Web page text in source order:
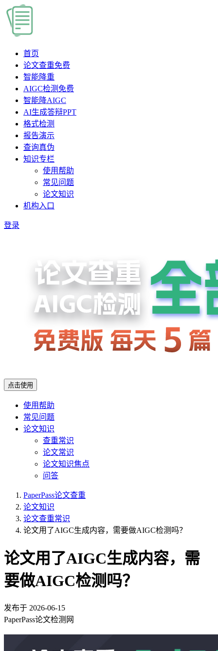
首页
论文查重免费
智能降重
AIGC检测 免费
智能降AIGC
AI生成答辩PPT
格式检测
报告演示
查询真伪
知识专栏
使用帮助
常见问题
论文知识
机构入口
登录
点击使用
使用帮助
常见问题
论文知识
查重常识
论文常识
论文知识焦点
问答
PaperPass论文查重
论文知识
论文查重常识
论文用了AIGC生成内容，需要做AIGC检测吗？
论文用了AIGC生成内容，需
要做AIGC检测吗？
发布于 2026-06-15
PaperPass论文检测网